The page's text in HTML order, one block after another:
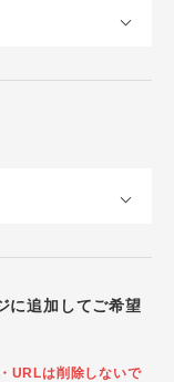
に追加してご希望
URLは削除しないで